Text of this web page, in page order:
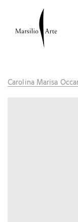
Carolina Marisa